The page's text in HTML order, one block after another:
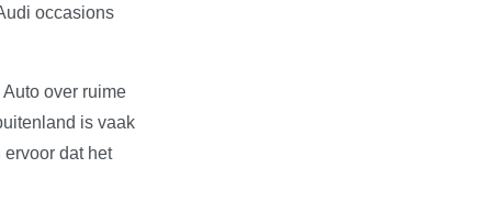
occasions
over ruime
is vaak
dat het